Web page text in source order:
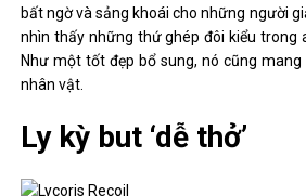
bất ngờ và sảng khoái cho những người
nhìn thấy những thứ ghép đôi kiểu trong
Như một tốt đẹp bổ sung, nó cũng
nhân vật.
Ly kỳ but ‘dễ thở’